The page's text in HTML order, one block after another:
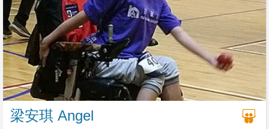
梁安琪 Angel